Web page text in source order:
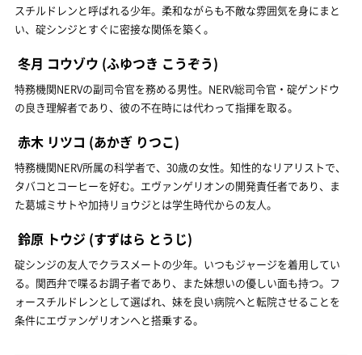
スチルドレンと呼ばれる少年。柔和ながらも不敵な雰囲気を身にまと
い、碇シンジとすぐに密接な関係を築く。
冬月 コウゾウ (ふゆつき こうぞう)
特務機関NERVの副司令官を務める男性。NERV総司令官・碇ゲンドウ
の良き理解者であり、彼の不在時には代わって指揮を取る。
赤木 リツコ (あかぎ りつこ)
特務機関NERV所属の科学者で、30歳の女性。知性的なリアリストで、
タバコとコーヒーを好む。エヴァンゲリオンの開発責任者であり、ま
た葛城ミサトや加持リョウジとは学生時代からの友人。
鈴原 トウジ (すずはら とうじ)
碇シンジの友人でクラスメートの少年。いつもジャージを着用してい
る。関西弁で喋るお調子者であり、また妹想いの優しい面も持つ。フ
ォースチルドレンとして選ばれ、妹を良い病院へと転院させることを
条件にエヴァンゲリオンへと搭乗する。